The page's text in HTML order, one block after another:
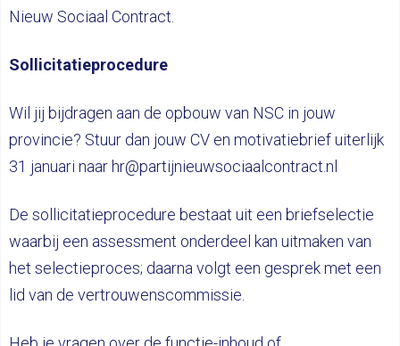
Nieuw Sociaal Contract.
Sollicitatieprocedure
Wil jij bijdragen aan de opbouw van NSC in jouw
provincie? Stuur dan jouw CV en motivatiebrief uiterlijk
31 januari naar hr@partijnieuwsociaalcontract.nl
De sollicitatieprocedure bestaat uit een briefselectie
waarbij een assessment onderdeel kan uitmaken van
het selectieproces; daarna volgt een gesprek met een
lid van de vertrouwenscommissie.